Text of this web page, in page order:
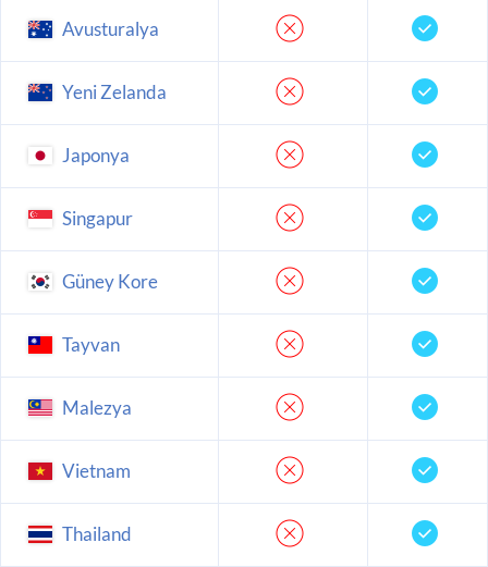
Avusturalya
Yeni Zelanda
Japonya
Singapur
Güney Kore
Tayvan
Malezya
Vietnam
Thailand